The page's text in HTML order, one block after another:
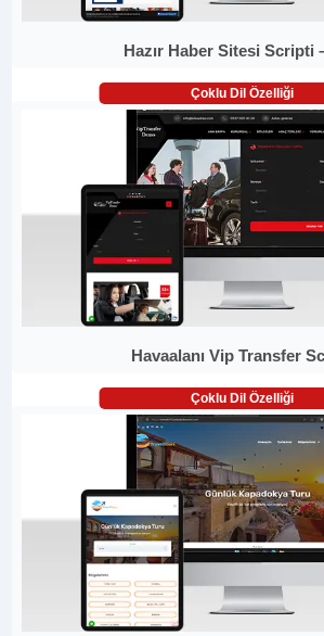
Hazır Haber Sitesi Scripti
Çoklu Dil Özelliği
Havaalanı Vip Transfer
Çoklu Dil Özelliği